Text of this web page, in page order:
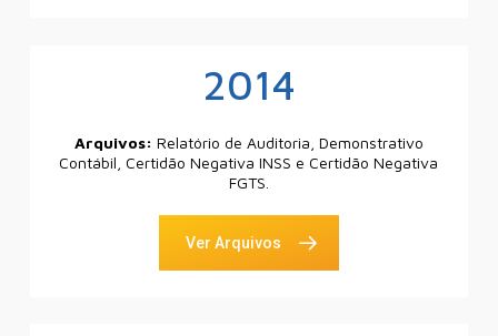
2014
Arquivos: Relatório de Auditoria, Demonstrativo
Contábil, Certidão Negativa INSS e Certidão Negativa
FGTS.
Ver Arquivos